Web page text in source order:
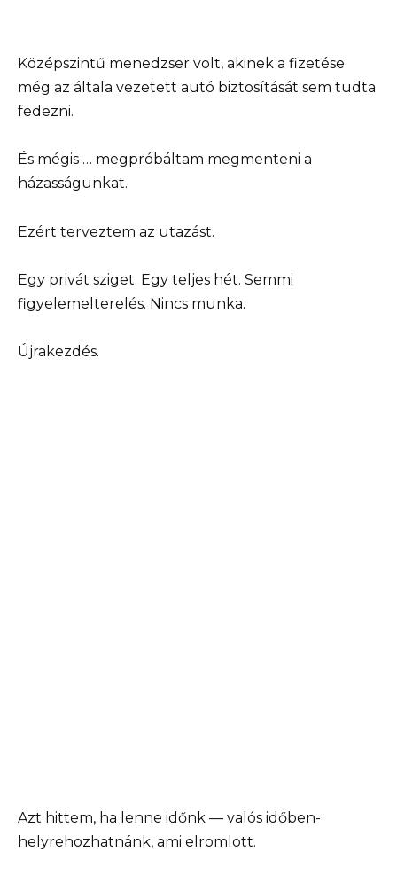
Középszintű menedzser volt, akinek a fizetése
még az általa vezetett autó biztosítását sem tudta
fedezni.
És mégis … megpróbáltam megmenteni a
házasságunkat.
Ezért terveztem az utazást.
Egy privát sziget. Egy teljes hét. Semmi
figyelemelterelés. Nincs munka.
Újrakezdés.
Azt hittem, ha lenne időnk — valós időben-
helyrehozhatnánk, ami elromlott.